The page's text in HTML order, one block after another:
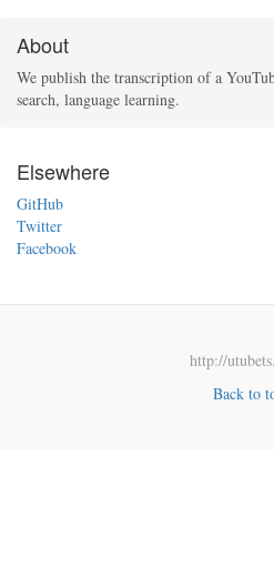
About
We publish the transcription of a
search, language learning.
Elsewhere
GitHub
Twitter
Facebook
http://
Back to